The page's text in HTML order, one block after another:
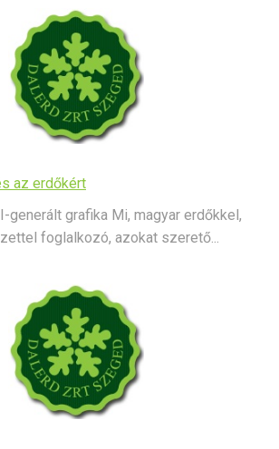
az erdőkért
generált grafika Mi, magyar erdőkkel,
foglalkozó, azokat szerető...